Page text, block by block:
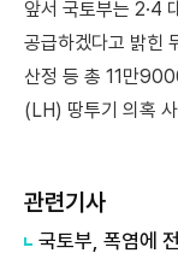
앞서 국토부는 2·4
공급하겠다고 밝힌
산정 등 총 11만
(LH) 땅투기 의혹
관련기사